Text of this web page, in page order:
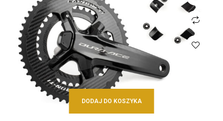
DODAJ DO KOSZYKA